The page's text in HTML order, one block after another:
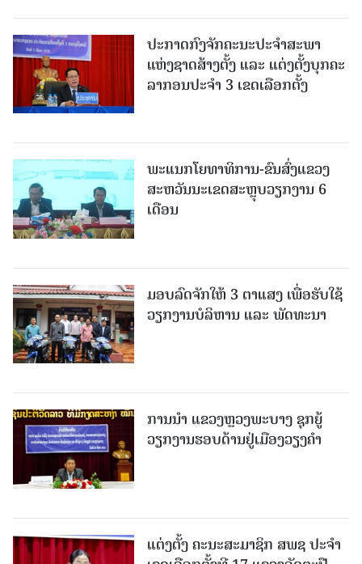
ປະກາດກົງຈັກຄະນະປະຈໍາສະພາ
ແຫ່ງຊາດສ້າງຕັ້ງ ແລະ ແຕ່ງຕັ້ງບຸກຄະ
ລາກອນປະຈໍາ 3 ເຂດເລືອກຕັ້ງ
ພະແນກໂຍທາທິການ-ຂົນສົ່ງແຂວງ
ສະຫວັນນະເຂດສະຫຼຸບວຽກງານ 6
ເດືອນ
ມອບລົດຈັກໃຫ້ 3 ຕາແສງ ເພື່ອຮັບໃຊ້
ວຽກງານບໍລິຫານ ແລະ ພັດທະນາ
ການນຳ ແຂວງຫຼວງພະບາງ ຊຸກຍູ້
ວຽກງານຮອບດ້ານຢູ່ເມືອງວຽງຄໍາ
ແຕ່ງຕັ້ງ ຄະນະສະມາຊິກ ສພຊ ປະຈຳ